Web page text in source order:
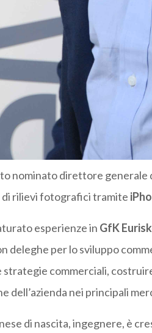
nominato direttore generale
di rilievi fotografici tramite
esperienze in GfK
deleghe per lo sviluppo
strategie commerciali,
dell’azienda nei principali
di nascita, ingegnere, è